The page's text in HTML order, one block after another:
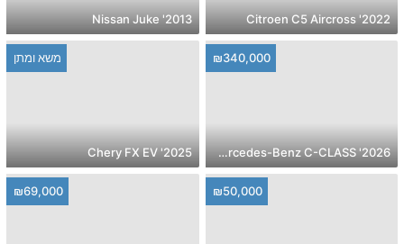
2022' Citroen C5 Aircross
2013' Nissan Juke
₪340,000
2026' Mercedes-Benz C-CLASS
משא ומתן
2025' Chery FX EV
₪50,000
₪69,000